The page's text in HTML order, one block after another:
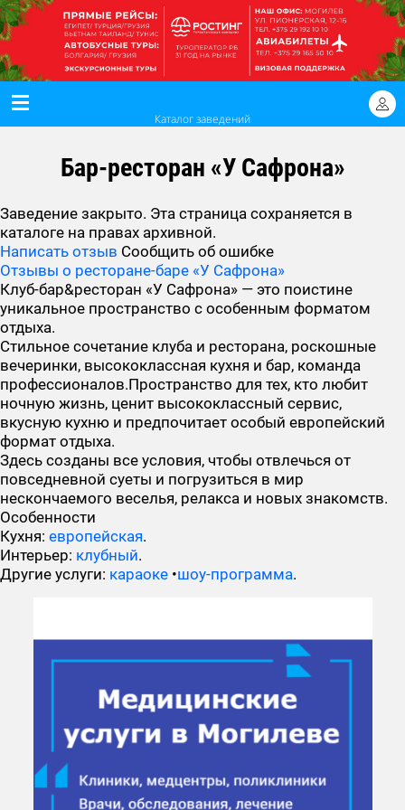
Каталог заведений
Бар-ресторан «У Сафрона»
Заведение закрыто. Эта страница сохраняется в
каталоге на правах архивной.
Написать отзыв Сообщить об ошибке
Отзывы о ресторане-баре «У Сафрона»
Клуб-бар&ресторан «У Сафрона» — это поистине
уникальное пространство с особенным форматом
отдыха.
Стильное сочетание клуба и ресторана, роскошные
вечеринки, высококлассная кухня и бар, команда
профессионалов.Пространство для тех, кто любит
ночную жизнь, ценит высококлассный сервис,
вкусную кухню и предпочитает особый европейский
формат отдыха.
Здесь созданы все условия, чтобы отвлечься от
повседневной суеты и погрузиться в мир
нескончаемого веселья, релакса и новых знакомств.
Особенности
Кухня: европейская.
Интерьер: клубный.
Другие услуги: караоке •шоу-программа.